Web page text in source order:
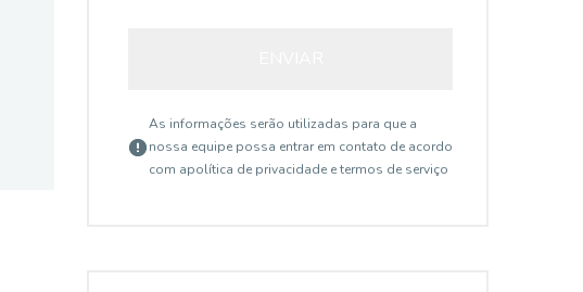
As informações serão utilizadas para que a
nossa equipe possa entrar em contato de acordo
com apolítica de privacidade e termos de serviço